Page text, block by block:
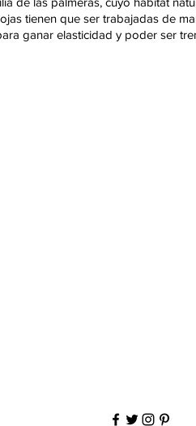
tienen que ser trabajadas de
ganar elasticidad y poder ser